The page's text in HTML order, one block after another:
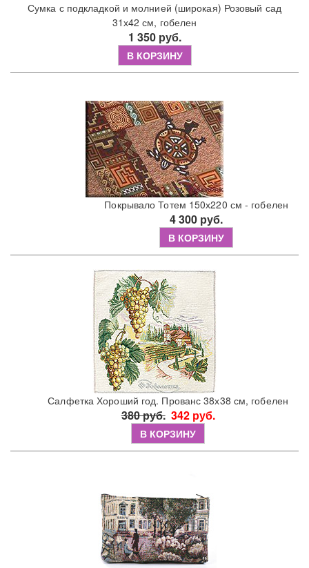
Сумка с подкладкой и молнией (широкая) Розовый сад
31х42 см, гобелен
1 350 руб.
В КОРЗИНУ
Покрывало Тотем 150х220 см - гобелен
4 300 руб.
В КОРЗИНУ
Салфетка Хороший год. Прованс 38х38 см, гобелен
380 руб. 342 руб.
В КОРЗИНУ